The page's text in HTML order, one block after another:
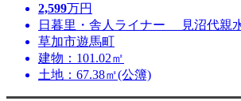
2,599万円
日暮里・舎人ライナー 見沼代親
草加市遊馬町
建物：101.02㎡
土地：67.38㎡(公簿)